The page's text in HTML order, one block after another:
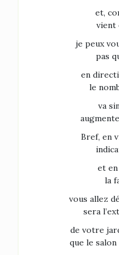
et,
vient
je peux
pas
en
le
va
Bref, en
et en
la
vous allez
sera
de votre
que le